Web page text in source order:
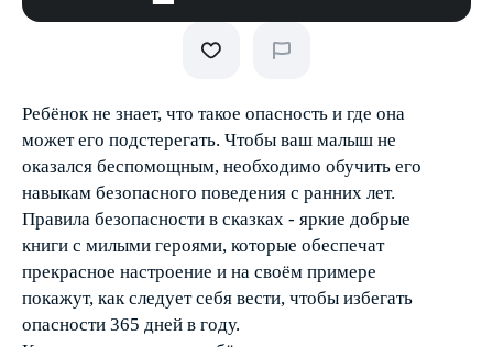
Ребёнок не знает, что такое опасность и где она
может его подстерегать. Чтобы ваш малыш не
оказался беспомощным, необходимо обучить его
навыкам безопасного поведения с ранних лет.
Правила безопасности в сказках - яркие добрые
книги с милыми героями, которые обеспечат
прекрасное настроение и на своём примере
покажут, как следует себя вести, чтобы избегать
опасности 365 дней в году.